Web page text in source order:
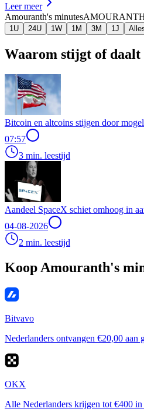
Leer meer
Amouranth's minutes
1U 24U 1W 1M 3M 1J
Waarom stijgt of daalt
Bitcoin en altcoins stijgen door
07:57
3 min. leestijd
Aandeel SpaceX schiet omhoog in
04-08-2026
2 min. leestijd
Koop Amouranth's
Bitvavo
Nederlanders ontvangen €20,00 aan
OKX
Alle Nederlanders krijgen tot €400